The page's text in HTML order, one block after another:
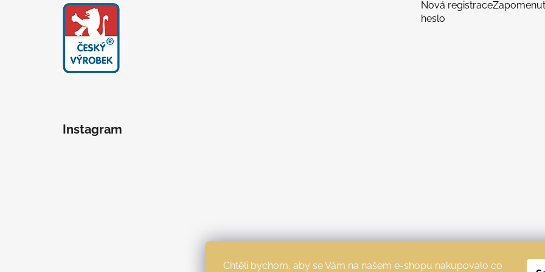
Chtěli bychom, aby se Vám na našem e-shopu nakupovalo co
Nová registrace
heslo
Instagram